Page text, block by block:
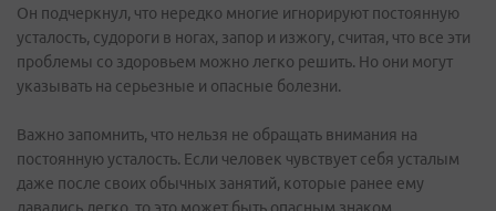
Он подчеркнул, что нередко многие игнорируют постоянную
усталость, судороги в ногах, запор и изжогу, считая, что все эти
проблемы со здоровьем можно легко решить. Но они могут
указывать на серьезные и опасные болезни.
Важно запомнить, что нельзя не обращать внимания на
постоянную усталость. Если человек чувствует себя усталым
даже после своих обычных занятий, которые ранее ему